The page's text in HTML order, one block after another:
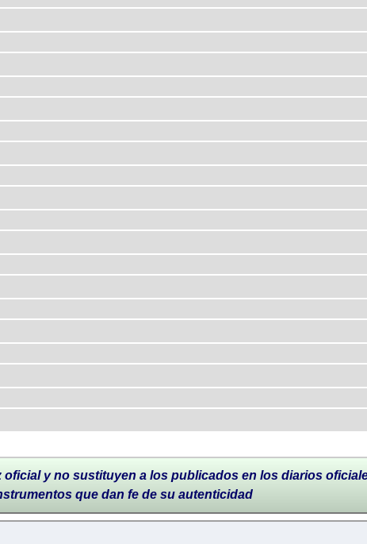
y no sustituyen a los publicados en los diarios
que dan fe de su autenticidad